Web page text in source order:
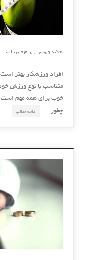
تغذیه ورزشی
, رژیم های تناسب
افراد ورزشکار بهتر
متناسب با نوع ورزش
خوب برای همه مهم
چطور …
ادامه مطلب